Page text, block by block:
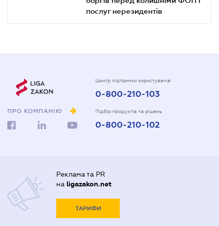
послуг нерезидентів
ПРО КОМПАНІЮ
Центр підтримки користувачів
0-800-210-103
Підбір продуктів та рішень
0-800-210-102
Реклама та PR
на ligazakon.net
ТАРИФИ